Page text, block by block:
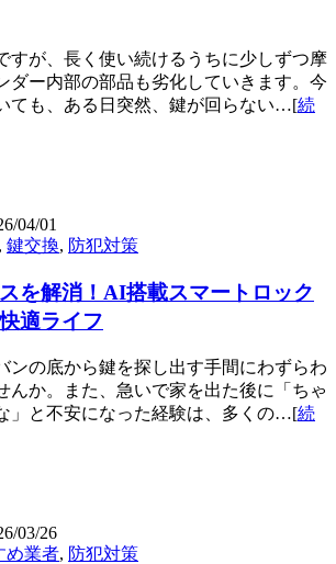
すが、長く使い続けるうちに少しずつ摩
ダー内部の部品も劣化していきます。今
ても、ある日突然、鍵が回らない…[続
04/01
, 鍵交換, 防犯対策
を解消！AI搭載スマートロック
適ライフ
ンの底から鍵を探し出す手間にわずらわ
んか。また、急いで家を出た後に「ちゃ
」と不安になった経験は、多くの…[続
03/26
め業者, 防犯対策